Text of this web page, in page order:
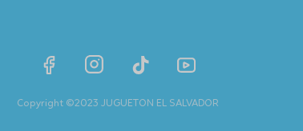
Copyright ©2023 JUGUETON EL SALVADOR